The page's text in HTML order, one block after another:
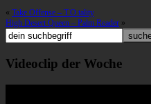
« Take Offense – T.O.tality
High Desert Queen – Palm Reader »
Videoclip der Woche